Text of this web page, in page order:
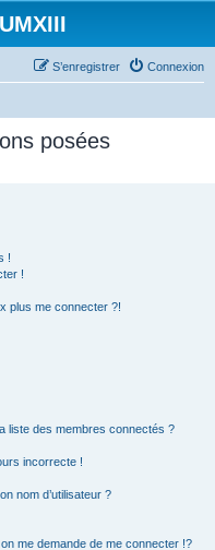
Connexion
S’enregistrer
posées
!
!
plus me connecter ?!
liste des membres connectés ?
incorrecte !
nom d’utilisateur ?
me demande de me connecter !?